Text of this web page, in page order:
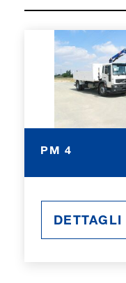
PM 4
DETTAGLI